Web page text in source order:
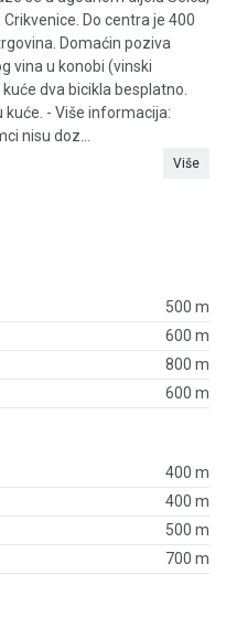
Do centra je 400
Domaćin poziva
vina u konobi (vinski
dva bicikla besplatno.
- Više informacija:
nisu doz...
Više
500 m
600 m
800 m
600 m
400 m
400 m
500 m
700 m